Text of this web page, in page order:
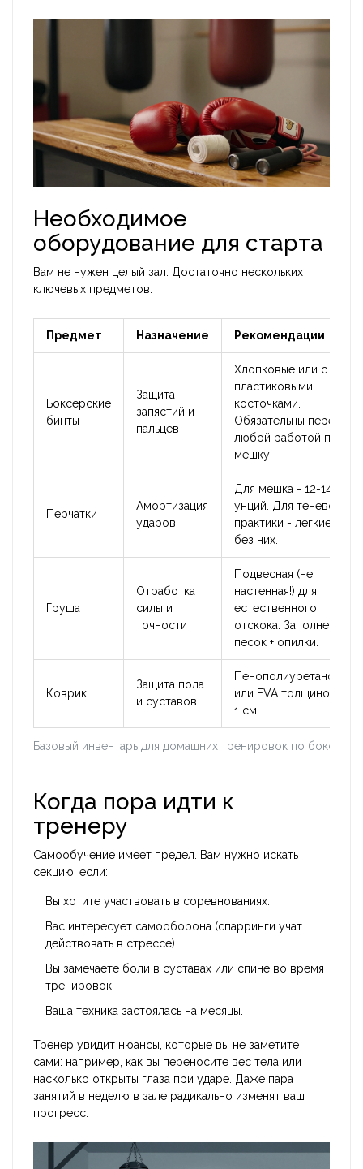
Необходимое
оборудование для старта
Вам не нужен целый зал. Достаточно нескольких
ключевых предметов:
Базовый инвентарь для домашних тренировок по боксу
Предмет Назначение Рекомендации
Боксерские
бинты
Защита
запястий и
пальцев
Хлопковые или с
пластиковыми
косточками.
Обязательны перед
любой работой по
мешку.
Перчатки
Амортизация
ударов
Для мешка - 12-14
унций. Для теневой
практики - легкие или
без них.
Груша
Отработка
силы и
точности
Подвесная (не
настенная!) для
естественного
отскока. Заполнение:
песок + опилки.
Коврик
Защита пола
и суставов
Пенополиуретановый
или EVA толщиной от
1 см.
Когда пора идти к
тренеру
Самообучение имеет предел. Вам нужно искать
секцию, если:
Вы хотите участвовать в соревнованиях.
Вас интересует самооборона (спарринги учат
действовать в стрессе).
Вы замечаете боли в суставах или спине во время
тренировок.
Ваша техника застоялась на месяцы.
Тренер увидит нюансы, которые вы не заметите
сами: например, как вы переносите вес тела или
насколько открыты глаза при ударе. Даже пара
занятий в неделю в зале радикально изменят ваш
прогресс.